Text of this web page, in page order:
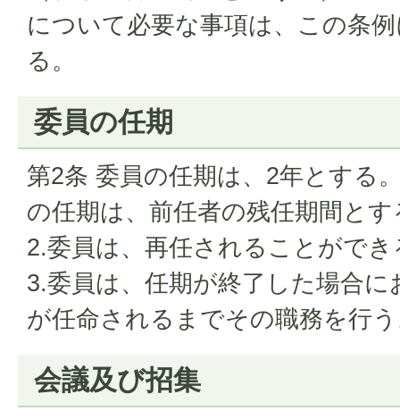
について必要な事項は、この条
る。
委員の任期
第2条 委員の任期は、2年とする
の任期は、前任者の残任期間とす
2.委員は、再任されることができ
3.委員は、任期が終了した場合
が任命されるまでその職務を行
会議及び招集